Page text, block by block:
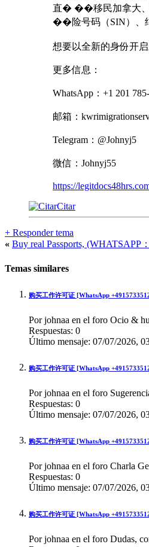
直� ��移民加拿大、
��险号码（SIN）、
想要以全新的身份开
更多信息：
WhatsApp：+1 201
邮箱：
Telegram：@Johnyj5
微信：Johnyj55
https://
Citar
+ Responder tema
« Buy real Passports, (WHATSAPP
Temas similares
购买工作许可证 [WhatsApp
Por johnaa en el foro Ocio &
Respuestas: 0
Último mensaje: 07/07/2026,
购买工作许可证 [WhatsApp
Por johnaa en el foro
Respuestas: 0
Último mensaje: 07/07/2026,
购买工作许可证 [WhatsApp
Por johnaa en el foro Charla
Respuestas: 0
Último mensaje: 07/07/2026,
购买工作许可证 [WhatsApp
Por johnaa en el foro Dudas,